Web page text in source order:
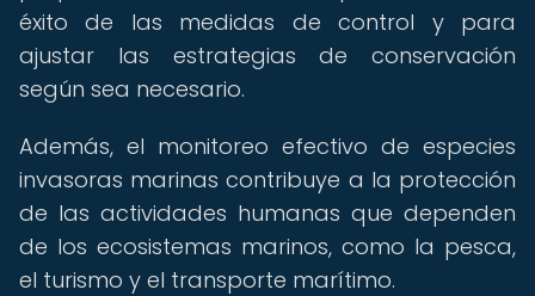
éxito de las medidas de control y para
ajustar las estrategias de conservación
según sea necesario.
Además, el monitoreo efectivo de especies
invasoras marinas contribuye a la protección
de las actividades humanas que dependen
de los ecosistemas marinos, como la pesca,
el turismo y el transporte marítimo.